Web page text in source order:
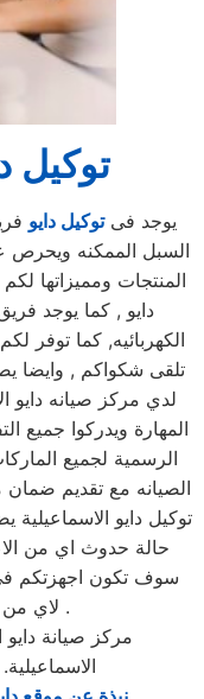
توكيل
يوجد فىتوكيل دايو
السبل الممكنه ويحرص
المنتجات ومميزاتها
دايو , كما يوجد
تلقى شكواكم , وايضا
لدي مركز صيانه دايو
المهارة ويدركوا جميع
الرسمية لجميع
الصيانه مع تقديم ضمان
توكيل دايو
حالة حدوث اي من
سوف تكون اجهزتكم
لاي من قطع الغيار عند الضرورة .
مركز صيانة دايو